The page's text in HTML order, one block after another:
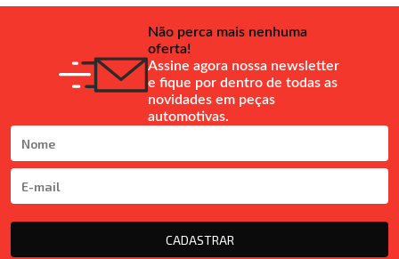
Não perca mais nenhuma
oferta!
Assine agora nossa newsletter
e fique por dentro de todas as
novidades em peças
automotivas.
CADASTRAR